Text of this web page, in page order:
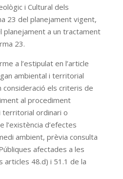
i Cultural dels
23 del planejament vigent,
a un tractament
23.
a l’estipulat en l’article
ambiental i territorial
els criteris de
al procediment
territorial ordinari o
l’existència d’efectes
ambient, prèvia consulta
afectades a les
articles 48.d) i 51.1 de la